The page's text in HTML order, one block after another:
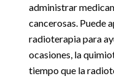
administrar
cancerosas. Puede
radioterapia para
ocasiones, la
tiempo que la